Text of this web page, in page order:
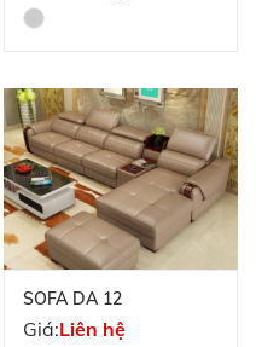
SOFA DA 12
Giá:Liên hệ